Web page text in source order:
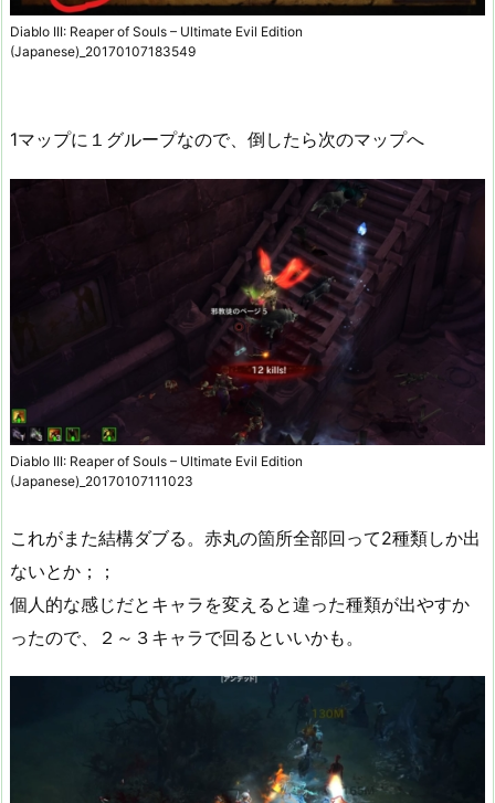
Diablo III: Reaper of Souls – Ultimate Evil Edition
(Japanese)_20170107183549
1マップに１グループなので、倒したら次のマップへ
Diablo III: Reaper of Souls – Ultimate Evil Edition
(Japanese)_20170107111023
これがまた結構ダブる。赤丸の箇所全部回って2種類しか出
ないとか；；
個人的な感じだとキャラを変えると違った種類が出やすか
ったので、２～３キャラで回るといいかも。